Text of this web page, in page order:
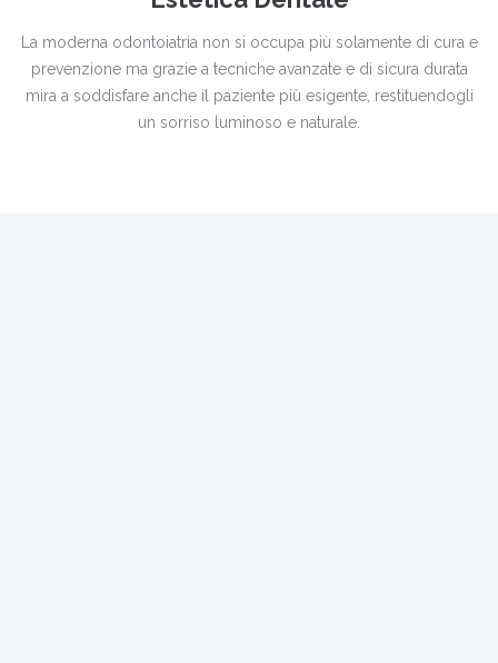
La moderna odontoiatria non si occupa più solamente di cura e
prevenzione ma grazie a tecniche avanzate e di sicura durata
mira a soddisfare anche il paziente più esigente, restituendogli
un sorriso luminoso e naturale.